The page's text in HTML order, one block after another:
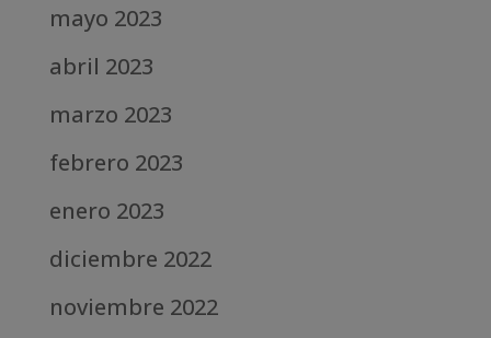
mayo 2023
abril 2023
marzo 2023
febrero 2023
enero 2023
diciembre 2022
noviembre 2022